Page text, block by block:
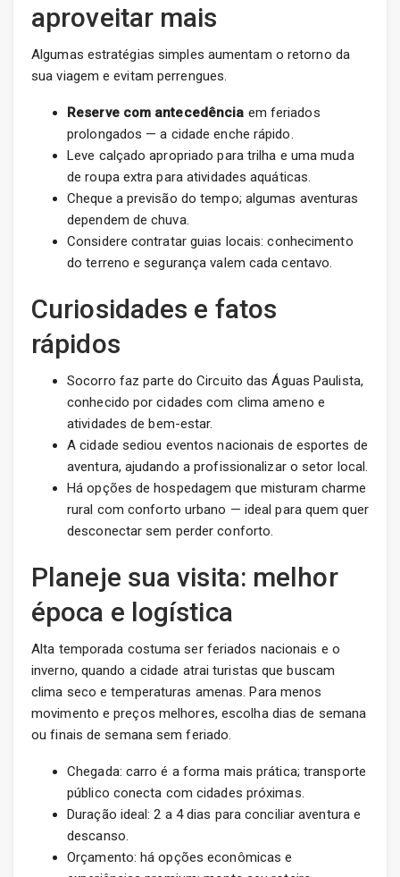
aproveitar mais
Algumas estratégias simples aumentam o retorno da
sua viagem e evitam perrengues.
Reserve com antecedência em feriados
prolongados — a cidade enche rápido.
Leve calçado apropriado para trilha e uma muda
de roupa extra para atividades aquáticas.
Cheque a previsão do tempo; algumas aventuras
dependem de chuva.
Considere contratar guias locais: conhecimento
do terreno e segurança valem cada centavo.
Curiosidades e fatos
rápidos
Socorro faz parte do Circuito das Águas Paulista,
conhecido por cidades com clima ameno e
atividades de bem-estar.
A cidade sediou eventos nacionais de esportes de
aventura, ajudando a profissionalizar o setor local.
Há opções de hospedagem que misturam charme
rural com conforto urbano — ideal para quem quer
desconectar sem perder conforto.
Planeje sua visita: melhor
época e logística
Alta temporada costuma ser feriados nacionais e o
inverno, quando a cidade atrai turistas que buscam
clima seco e temperaturas amenas. Para menos
movimento e preços melhores, escolha dias de semana
ou finais de semana sem feriado.
Chegada: carro é a forma mais prática; transporte
público conecta com cidades próximas.
Duração ideal: 2 a 4 dias para conciliar aventura e
descanso.
Orçamento: há opções econômicas e